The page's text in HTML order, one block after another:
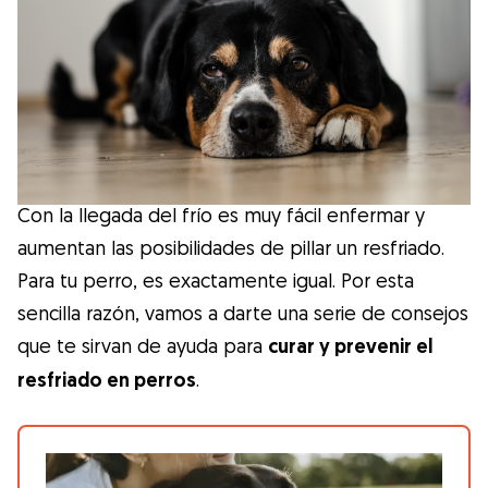
Accesorios
Educación Canina
Más contenido
Razas
Buscar cuidadores
¿Qué es Gudog?
Con la llegada del frío es muy fácil enfermar y
aumentan las posibilidades de pillar un resfriado.
Para tu perro, es exactamente igual. Por esta
sencilla razón, vamos a darte una serie de consejos
que te sirvan de ayuda para curar y prevenir el
resfriado en perros.